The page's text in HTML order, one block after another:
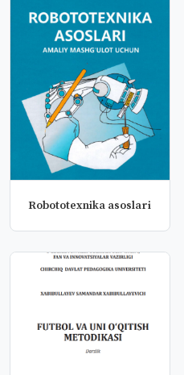
Robototexnika asoslari